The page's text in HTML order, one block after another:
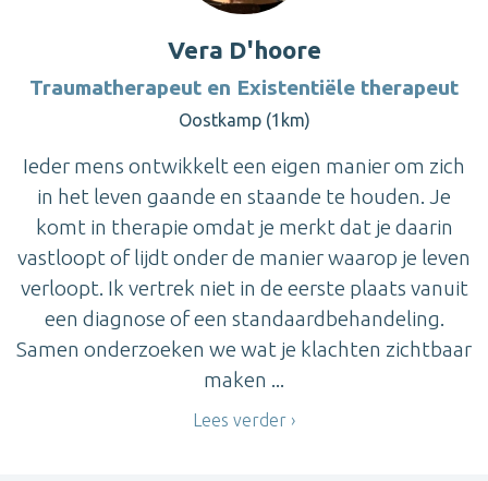
Vera D'hoore
Traumatherapeut en Existentiële therapeut
Oostkamp (1km)
Ieder mens ontwikkelt een eigen manier om zich
in het leven gaande en staande te houden. Je
komt in therapie omdat je merkt dat je daarin
vastloopt of lijdt onder de manier waarop je leven
verloopt. Ik vertrek niet in de eerste plaats vanuit
een diagnose of een standaardbehandeling.
Samen onderzoeken we wat je klachten zichtbaar
maken ...
Lees verder